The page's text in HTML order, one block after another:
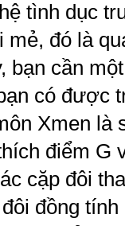
tình dục
mẻ, đó là
bạn cần
có được
Xmen là
điểm G
cặp đôi
đồng